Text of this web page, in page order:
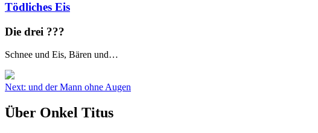
Tödliches Eis
Die drei ???
Schnee und Eis, Bären und…
Beitragsnavigation
Next: und der Mann ohne Augen
Über Onkel Titus